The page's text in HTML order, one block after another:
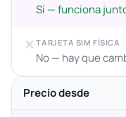
Sí — funciona
TARJETA SIM FÍSICA
No — hay que
Precio desde